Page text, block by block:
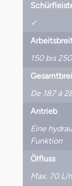
✓
150 bis
De 187 à
Antrieb
Eine
Funktion
Ölfluss
Max. 70 L/